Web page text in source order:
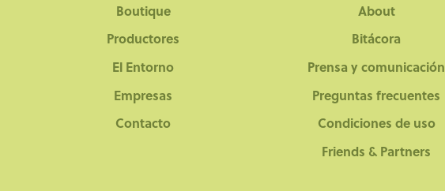
Boutique
Productores
El Entorno
Empresas
Contacto
About
Bitácora
Prensa y comunicación
Preguntas frecuentes
Condiciones de uso
Friends & Partners